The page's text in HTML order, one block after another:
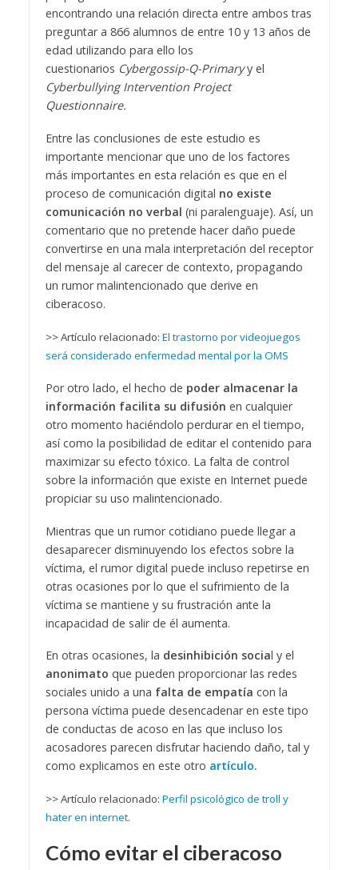
encontrando una relación directa entre ambos tras
preguntar a 866 alumnos de entre 10 y 13 años de
edad utilizando para ello los
cuestionarios Cybergossip-Q-Primaryy el
Cyberbullying Intervention Project
Questionnaire.
Entre las conclusiones de este estudio es
importante mencionar que uno de los factores
más importantes en esta relación es que en el
proceso de comunicación digital no existe
comunicación no verbal (ni paralenguaje). Así, un
comentario que no pretende hacer daño puede
convertirse en una mala interpretación del receptor
del mensaje al carecer de contexto, propagando
un rumor malintencionado que derive en
ciberacoso.
>> Artículo relacionado: El trastorno por videojuegos
será considerado enfermedad mental por la OMS
Por otro lado, el hecho de poder almacenar la
información facilita su difusión en cualquier
otro momento haciéndolo perdurar en el tiempo,
así como la posibilidad de editar el contenido para
maximizar su efecto tóxico. La falta de control
sobre la información que existe en Internet puede
propiciar su uso malintencionado.
Mientras que un rumor cotidiano puede llegar a
desaparecer disminuyendo los efectos sobre la
víctima, el rumor digital puede incluso repetirse en
otras ocasiones por lo que el sufrimiento de la
víctima se mantiene y su frustración ante la
incapacidad de salir de él aumenta.
En otras ocasiones, la desinhibición social y el
anonimato que pueden proporcionar las redes
sociales unido a una falta de empatía con la
persona víctima puede desencadenar en este tipo
de conductas de acoso en las que incluso los
acosadores parecen disfrutar haciendo daño, tal y
como explicamos en este otro artículo.
>> Artículo relacionado: Perfil psicológico de troll y
hater en internet.
Cómo evitar el ciberacoso